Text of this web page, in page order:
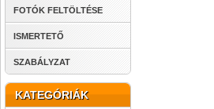
FOTÓK FELTÖLTÉSE
ISMERTETŐ
SZABÁLYZAT
KATEGÓRIÁK